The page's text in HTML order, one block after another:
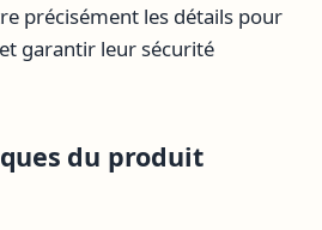
précisément les détails pour
garantir leur sécurité
du produit